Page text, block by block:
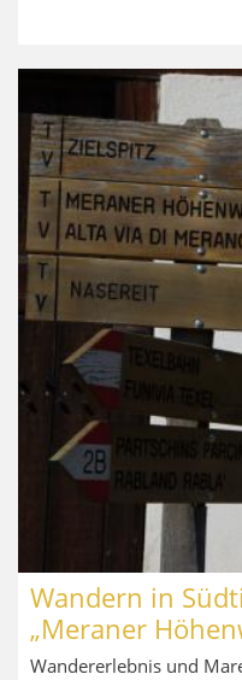
Wandern in
„Meraner
Wandererlebnis und